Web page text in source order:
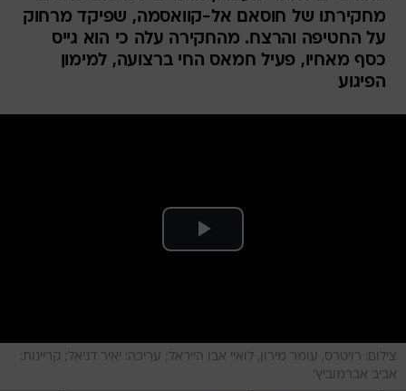
כסף מאחיו, פעיל חמאס החי ברצועה, למימון
הפיגוע
לפני כחודשהותר לפרסום כי כוחות מיחידת ימ"מ